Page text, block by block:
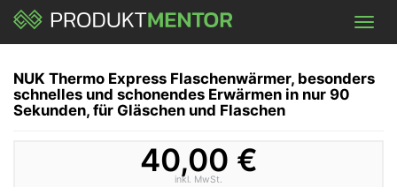
Skip
main
NUK Thermo Express Flaschenwärmer, besonders
schnelles und schonendes Erwärmen in nur 90
Sekunden, für Gläschen und Flaschen
40,00 €
inkl. MwSt.